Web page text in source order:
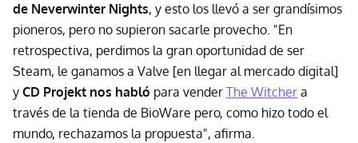
de Neverwinter Nights, y esto los llevó a ser grandísimos
pioneros, pero no supieron sacarle provecho. "En
retrospectiva, perdimos la gran oportunidad de ser
Steam, le ganamos a Valve [en llegar al mercado digital]
y CD Projekt nos habló para vender The Witcher a
través de la tienda de BioWare pero, como hizo todo el
mundo, rechazamos la propuesta", afirma.